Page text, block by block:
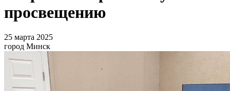
просвещению
25 марта 2025
город Минск